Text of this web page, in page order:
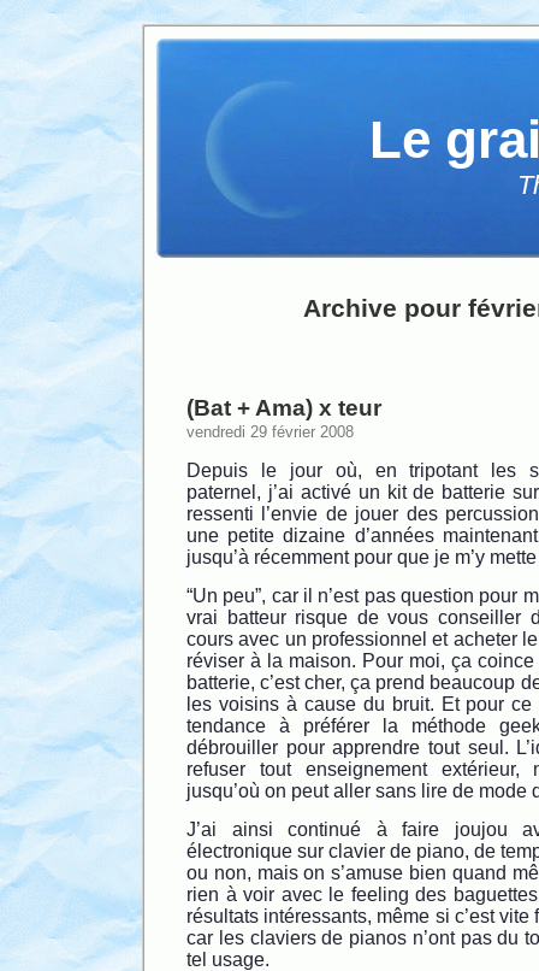
Le
Archive pour
(Bat + Ama) x teur
vendredi 29 février 2008
Depuis le jour où, en tripotant les
paternel, j’ai activé un kit de batterie
ressenti l’envie de jouer des
une petite dizaine d’années
jusqu’à récemment pour que je m’y
“Un peu”, car il n’est pas question pour
vrai batteur risque de vous conseiller
cours avec un professionnel et acheter
réviser à la maison. Pour moi, ça
batterie, c’est cher, ça prend beaucoup
les voisins à cause du bruit. Et pour ce
tendance à préférer la méthode
débrouiller pour apprendre tout seul.
refuser tout enseignement
jusqu’où on peut aller sans lire de mode
J’ai ainsi continué à faire joujou
électronique sur clavier de piano, de
ou non, mais on s’amuse bien quand
rien à voir avec le feeling des
résultats intéressants, même si c’est
car les claviers de pianos n’ont pas du
tel usage.